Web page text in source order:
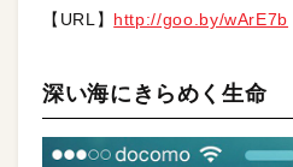
【URL】 http://goo.by/wArE7b
深い海にきらめく生命